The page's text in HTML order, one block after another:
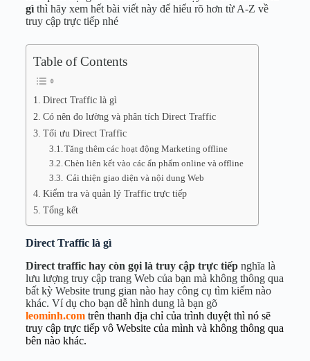
gìthì hãy xem hết bài viết này để hiểu rõ hơn từ A-Z về
truy cập trực tiếp nhé
Table of Contents
Direct Traffic là gì
Có nên đo lường và phân tích Direct Traffic
Tối ưu Direct Traffic
Tăng thêm các hoạt động Marketing offline
Chèn liên kết vào các ẩn phẩm online và offline
Cải thiện giao diện và nội dung Web
Kiểm tra và quản lý Traffic trực tiếp
Tổng kết
Direct Traffic là gì
Direct traffic hay còn gọi là truy cập trực tiếpnghĩa là
lưu lượng truy cập trang Web của bạn mà không thông qua
bất kỳ Website trung gian nào hay công cụ tìm kiếm nào
khác. Ví dụ cho bạn dễ hình dung là bạn gõ
leominh.com trên thanh địa chỉ của trình duyệt thì nó sẽ
truy cập trực tiếp vô Website của mình và không thông qua
bên nào khác.